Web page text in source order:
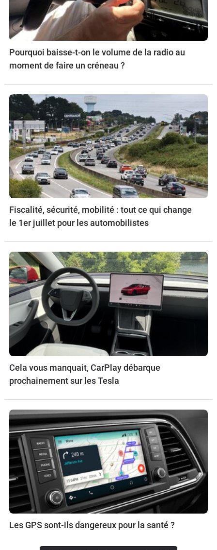
Pourquoi baisse-t-on le volume de la radio au
moment de faire un créneau ?
Fiscalité, sécurité, mobilité : tout ce qui change
le 1er juillet pour les automobilistes
Cela vous manquait, CarPlay débarque
prochainement sur les Tesla
Les GPS sont-ils dangereux pour la santé ?